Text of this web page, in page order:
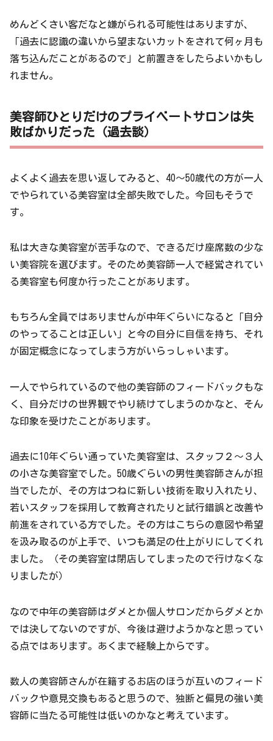
めんどくさい客だなと嫌がられる可能性はありますが、
「過去に認識の違いから望まないカットをされて何ヶ月も
落ち込んだことがあるので」と前置きをしたらよいかもし
れません。
美容師ひとりだけのプライベートサロンは失
敗ばかりだった（過去談）
よくよく過去を思い返してみると、40〜50歳代の方が一人
でやられている美容室は全部失敗でした。今回もそうで
す。
私は大きな美容室が苦手なので、できるだけ座席数の少な
い美容院を選びます。そのため美容師一人で経営されてい
る美容室も何度か行ったことがあります。
もちろん全員ではありませんが中年ぐらいになると「自分
のやってることは正しい」と今の自分に自信を持ち、それ
が固定概念になってしまう方がいらっしゃいます。
一人でやられているので他の美容師のフィードバックもな
く、自分だけの世界観でやり続けてしまうのかなと、そん
な印象を受けたことがあります。
過去に10年ぐらい通っていた美容室は、スタッフ２〜３人
の小さな美容室でした。50歳ぐらいの男性美容師さんが担
当でしたが、その方はつねに新しい技術を取り入れたり、
若いスタッフを採用して教育されたりと試行錯誤と改善や
前進をされている方でした。その方はこちらの意図や希望
を汲み取るのが上手で、いつも満足の仕上がりにしてくれ
ました。（その美容室は閉店してしまったので行けなくな
りましたが）
なので中年の美容師はダメとか個人サロンだからダメとか
では決してないのですが、今後は避けようかなと思ってい
る点ではあります。あくまで経験上からです。
数人の美容師さんが在籍するお店のほうが互いのフィード
バックや意見交換もあると思うので、独断と偏見の強い美
容師に当たる可能性は低いのかなと考えています。